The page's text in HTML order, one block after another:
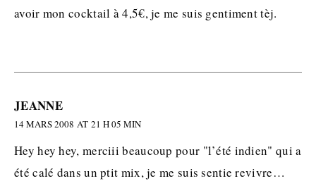
avoir mon cocktail à 4,5€, je me suis gentiment tèj.
JEANNE
14 MARS 2008 AT 21 H 05 MIN
Hey hey hey, merciii beaucoup pour "l’été indien" qui a
été calé dans un ptit mix, je me suis sentie revivre…